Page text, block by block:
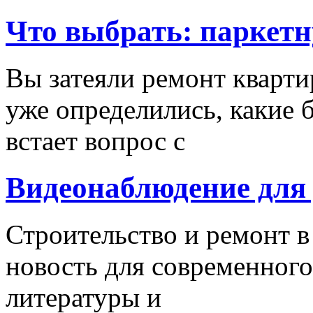
Что выбрать:
Вы затеяли ремонт
уже определились, какие
встает вопрос с
Видеонаблюдение
Строительство и ремонт
новость для
литературы и